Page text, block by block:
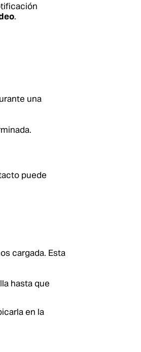
.
una
puede
cargada. Esta
hasta que
en la